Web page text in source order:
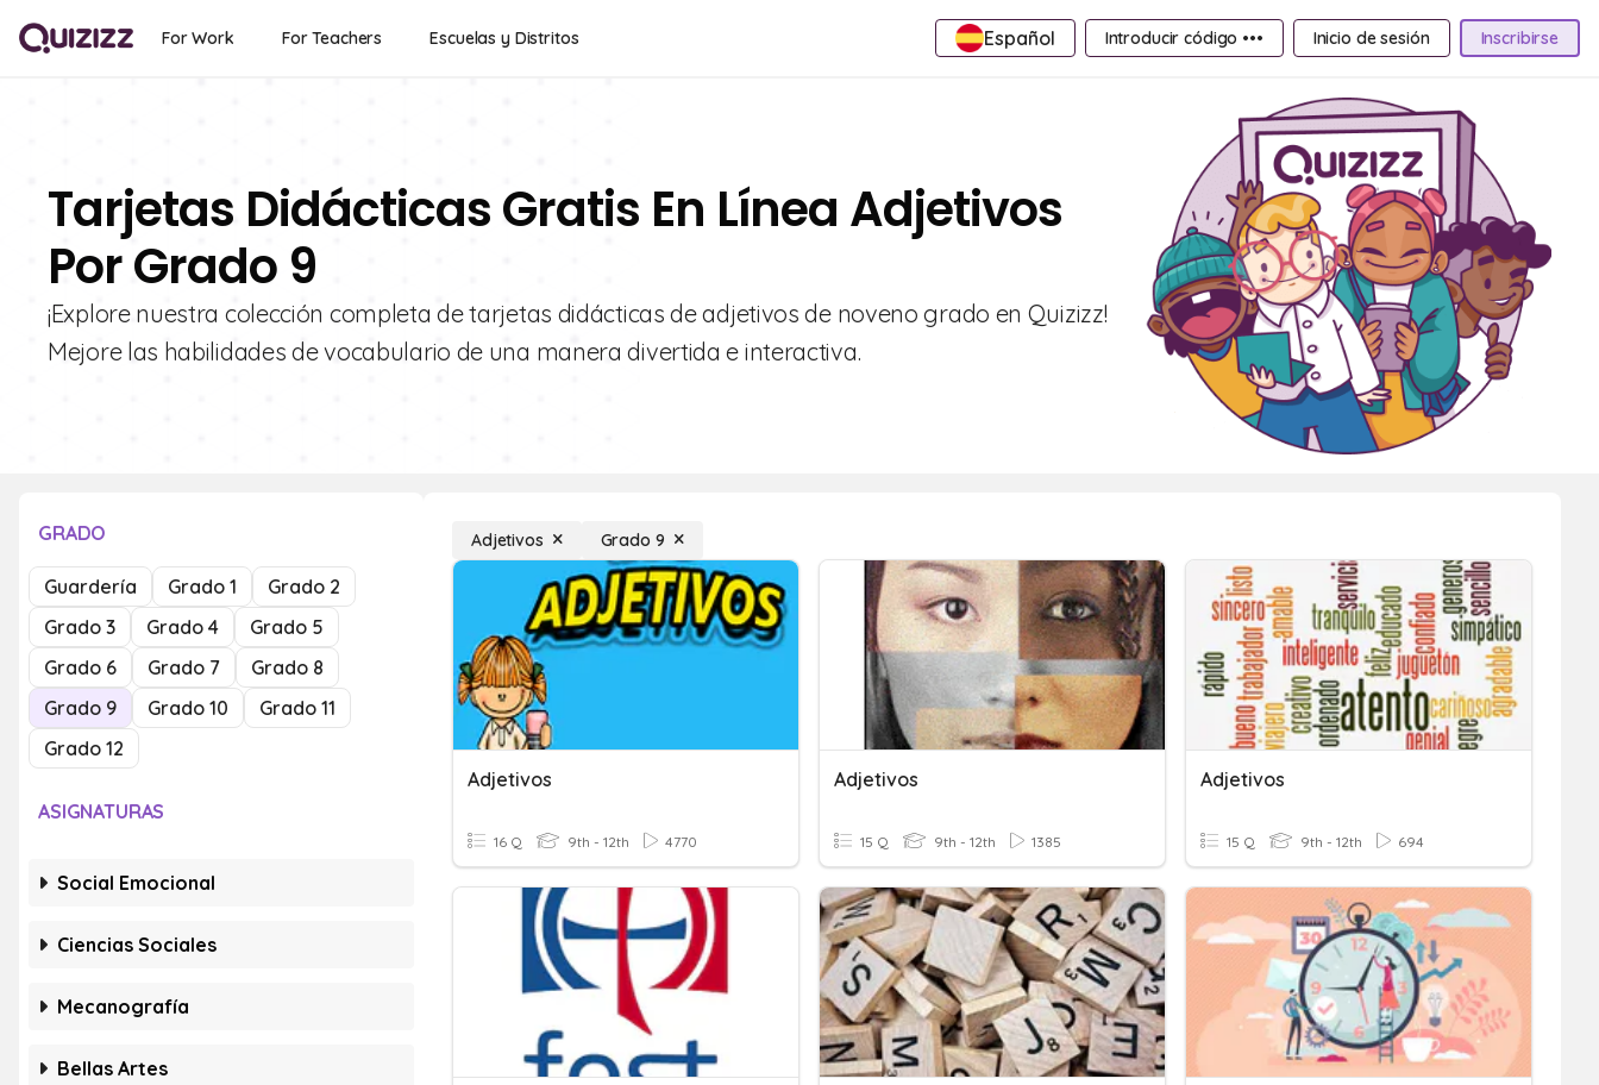
For Work For Teachers Escuelas y Distritos Español Introducir código ••• Inicio de sesión Inscribirse
Tarjetas Didácticas Gratis En Línea Adjetivos
Por Grado 9
¡Explore nuestra colección completa de tarjetas didácticas de adjetivos de noveno grado en Quizizz!
Mejore las habilidades de vocabulario de una manera divertida e interactiva.
GRADO
Guardería Grado 1
Grado 2
Grado 3
Grado 4
Grado 5
Grado 6
Grado 7
Grado 8
Grado 9
Grado 10
Grado 11
Grado 12
ASIGNATURAS
Social Emocional
Ciencias Sociales
Mecanografía
Bellas Artes
Adjetivos Grado 9
Adjetivos
16 Q 9th - 12th 4770
Adjetivos
15 Q 9th - 12th 1385
Adjetivos
15 Q 9th - 12th 694